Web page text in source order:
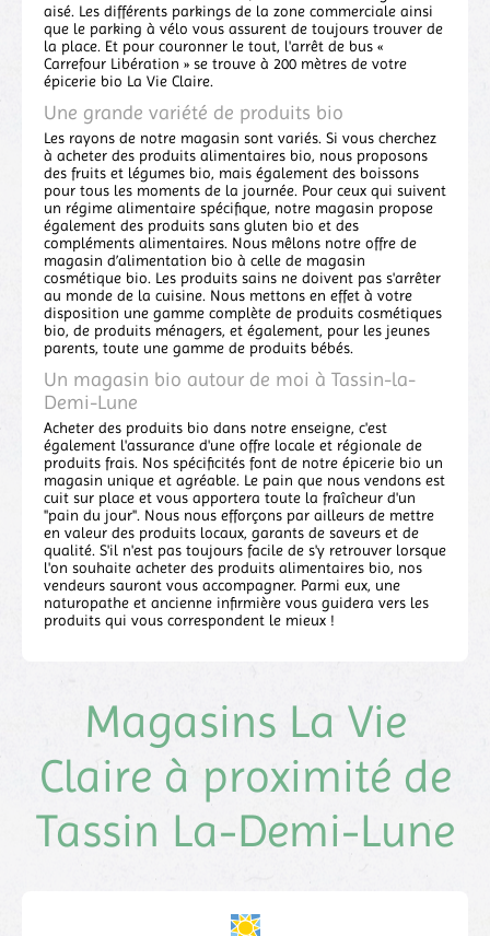
aisé. Les différents parkings de la zone commerciale ainsi
que le parking à vélo vous assurent de toujours trouver de
la place. Et pour couronner le tout, l'arrêt de bus «
Carrefour Libération » se trouve à 200 mètres de votre
épicerie bio La Vie Claire.
Une grande variété de produits bio
Les rayons de notre magasin sont variés. Si vous cherchez
à acheter des produits alimentaires bio, nous proposons
des fruits et légumes bio, mais également des boissons
pour tous les moments de la journée. Pour ceux qui suivent
un régime alimentaire spécifique, notre magasin propose
également des produits sans gluten bio et des
compléments alimentaires. Nous mêlons notre offre de
magasin d’alimentation bio à celle de magasin
cosmétique bio. Les produits sains ne doivent pas s'arrêter
au monde de la cuisine. Nous mettons en effet à votre
disposition une gamme complète de produits cosmétiques
bio, de produits ménagers, et également, pour les jeunes
parents, toute une gamme de produits bébés.
Un magasin bio autour de moi à Tassin-la-
Demi-Lune
Acheter des produits bio dans notre enseigne, c'est
également l'assurance d'une offre locale et régionale de
produits frais. Nos spécificités font de notre épicerie bio un
magasin unique et agréable. Le pain que nous vendons est
cuit sur place et vous apportera toute la fraîcheur d'un
"pain du jour". Nous nous efforçons par ailleurs de mettre
en valeur des produits locaux, garants de saveurs et de
qualité. S'il n'est pas toujours facile de s'y retrouver lorsque
l'on souhaite acheter des produits alimentaires bio, nos
vendeurs sauront vous accompagner. Parmi eux, une
naturopathe et ancienne infirmière vous guidera vers les
produits qui vous correspondent le mieux !
Magasins La Vie
Claire à proximité de
Tassin La-Demi-Lune